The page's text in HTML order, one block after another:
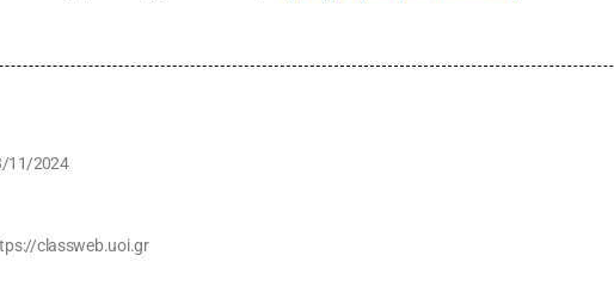
11/2024
classweb.uoi.gr